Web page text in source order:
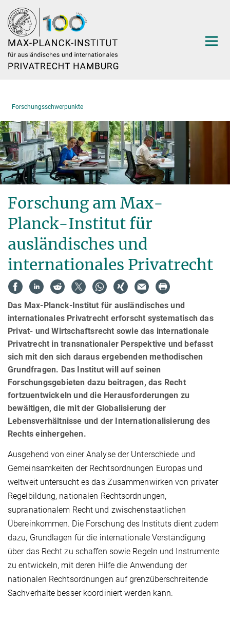
Hauptinhalt
Forschungsschwerpunkte
Forschung am Max-
Planck-Institut für
ausländisches und
internationales Privatrecht
Das Max-Planck-Institut für ausländisches und
internationales Privatrecht erforscht systematisch das
Privat- und Wirtschaftsrecht sowie das internationale
Privatrecht in transnationaler Perspektive und befasst
sich mit den sich daraus ergebenden methodischen
Grundfragen. Das Institut will auf seinen
Forschungsgebieten dazu beitragen, das Recht
fortzuentwickeln und die Herausforderungen zu
bewältigen, die mit der Globalisierung der
Lebensverhältnisse und der Internationalisierung des
Rechts einhergehen.
Ausgehend von einer Analyse der Unterschiede und
Gemeinsamkeiten der Rechtsordnungen Europas und
weltweit untersucht es das Zusammenwirken von privater
Regelbildung, nationalen Rechtsordnungen,
supranationalem Recht und zwischenstaatlichen
Übereinkommen. Die Forschung des Instituts dient zudem
dazu, Grundlagen für die internationale Verständigung
über das Recht zu schaffen sowie Regeln und Instrumente
zu entwickeln, mit deren Hilfe die Anwendung der
nationalen Rechtsordnungen auf grenzüberschreitende
Sachverhalte besser koordiniert werden kann.